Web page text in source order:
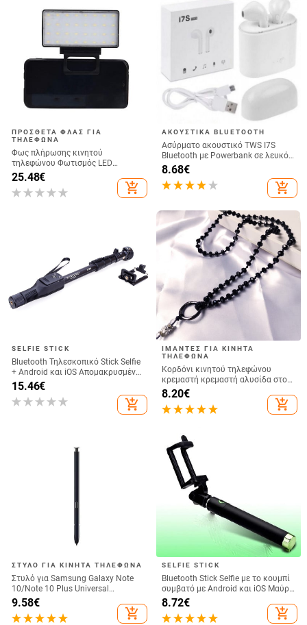
ΠΡΌΣΘΕΤΑ ΦΛΑΣ ΓΙΑ
ΤΗΛΈΦΩΝΑ
Φως πλήρωσης κινητού
τηλεφώνου Φωτισμός LED
Ζωντανής μετάδοσης Selfie Φως
Πλήρης Φως Υπολογιστή
Διάσκεψη Βίντεο Φωτισμός
25.48€
add_shopping_cart
ΑΚΟΥΣΤΙΚΆ BLUETOOTH
Ασύρματο ακουστικό TWS I7S
Bluetooth με Powerbank σε λευκό
χρώμα
8.68€
add_shopping_cart
SELFIE STICK
Bluetooth Τηλεσκοπικό Stick Selfie
+ Android και iOS Απομακρυσμένη
Κάμερα - Μαύρο
15.46€
add_shopping_cart
ΙΜΆΝΤΕΣ ΓΙΑ ΚΙΝΗΤΆ
ΤΗΛΈΦΩΝΑ
Κορδόνι κινητού τηλεφώνου
κρεμαστή κρεμαστή αλυσίδα στον
λαιμό Κρεμαστό κρυστάλλινο
χάντρες χειροποίητο Αντι-χαμένο
σχοινί για iPhone Αποσπώμενο
8.20€
add_shopping_cart
ΣΤΥΛΌ ΓΙΑ ΚΙΝΗΤΆ ΤΗΛΈΦΩΝΑ
Στυλό για Samsung Galaxy Note
10/Note 10 Plus Universal
Capacitive Pen Sensitive Screen
Touch Spen Χωρίς συμβατό με
Bluetooth
9.58€
add_shopping_cart
SELFIE STICK
Bluetooth Stick Selfie με το κουμπί
συμβατό με Android και iOS Μαύρο
/ Πράσινο
8.72€
add_shopping_cart